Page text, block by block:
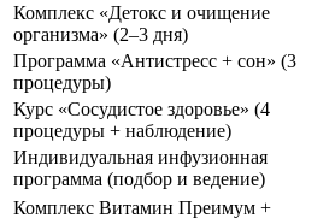
Комплекс «Детокс и очищение
организма» (2–3 дня)
Программа «Антистресс + сон» (3
процедуры)
Курс «Сосудистое здоровье» (4
процедуры + наблюдение)
Индивидуальная инфузионная
программа (подбор и ведение)
Комплекс Витамин Преимум +